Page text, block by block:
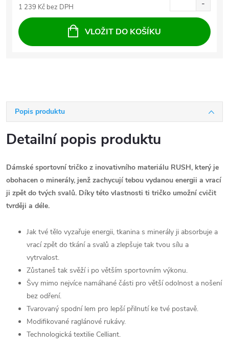
1 239 Kč bez DPH
VLOŽIT DO KOŠÍKU
Popis produktu
Detailní popis produktu
Dámské sportovní tričko z inovativního materiálu RUSH, který je
obohacen o minerály, jenž zachycují tebou vydanou energii a vrací
ji zpět do tvých svalů. Díky této vlastnosti ti tričko umožní cvičit
tvrději a déle.
Jak tvé tělo vyzařuje energii, tkanina s minerály ji absorbuje a
vrací zpět do tkání a svalů a zlepšuje tak tvou sílu a
vytrvalost.
Zůstaneš tak svěží i po větším sportovním výkonu.
Švy mimo nejvíce namáhané části pro větší odolnost a nošení
bez odření.
Tvarovaný spodní lem pro lepší přilnutí ke tvé postavě.
Modifikované raglánové rukávy.
Technologická textilie Celliant.